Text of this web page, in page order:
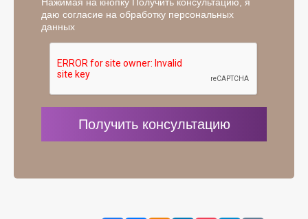
даю согласие на обработку персональных
данных